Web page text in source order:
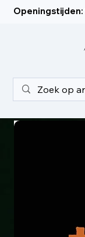
Openingstijden: